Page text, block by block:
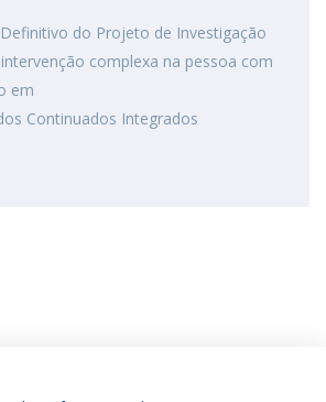
do Projeto de Investigação
complexa na pessoa com
em
Continuados Integrados